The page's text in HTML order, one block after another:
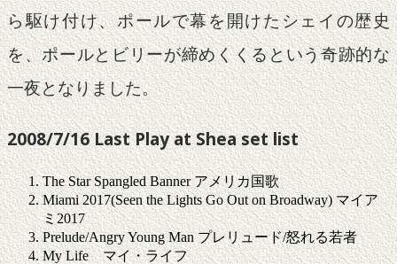
ら駆け付け、ポールで幕を開けたシェイの歴史
を、ポールとビリーが締めくくるという奇跡的な
一夜となりました。
2008/7/16 Last Play at Shea set list
The Star Spangled Banner アメリカ国歌
Miami 2017(Seen the Lights Go Out on Broadway) マイア
ミ2017
Prelude/Angry Young Man プレリュード/怒れる若者
My Life マイ・ライフ